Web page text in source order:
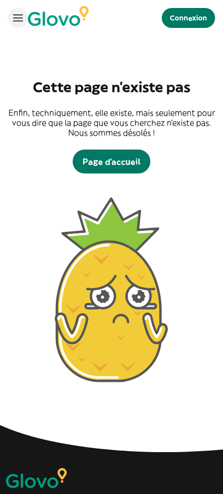
Connexion
Cette page n'existe pas
Enfin, techniquement, elle existe, mais seulement pour
vous dire que la page que vous cherchez n'existe pas.
Nous sommes désolés !
Page d'accueil